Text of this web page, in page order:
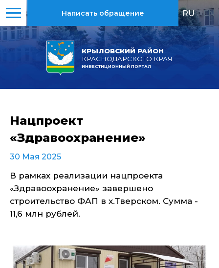
КРЫЛОВСКИЙ РАЙОН
КРАСНОДАРСКОГО КРАЯ
ИНВЕСТИЦИОННЫЙ ПОРТАЛ
Написать обращение RU | EN
Нацпроект
«Здравоохранение»
30 Мая 2025
В рамках реализации нацпроекта
«Здравоохранение» завершено
строительство ФАП в х.Тверском. Сумма -
11,6 млн рублей.